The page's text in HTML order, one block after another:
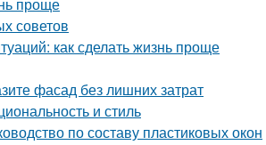
советов
как сделать жизнь проще
фасад без лишних затрат
и стиль
по составу пластиковых окон